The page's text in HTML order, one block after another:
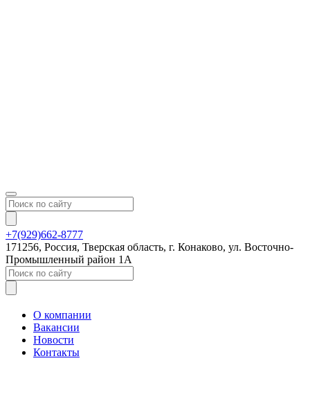
+7(929)662-8777
171256, Россия, Тверская область, г. Конаково, ул. Восточно-
Промышленный район 1А
О компании
Вакансии
Новости
Контакты